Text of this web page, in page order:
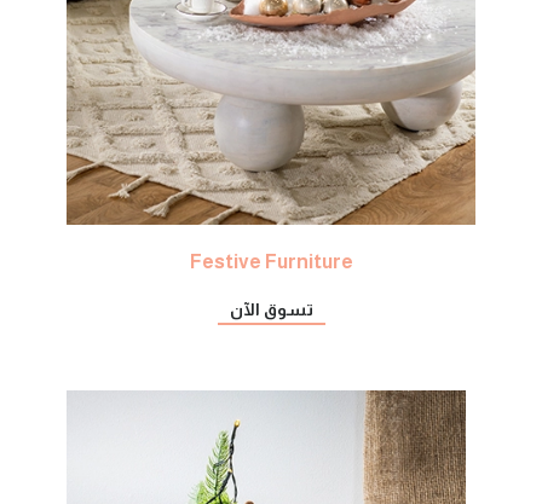
Festive Furniture
تسوق الآن